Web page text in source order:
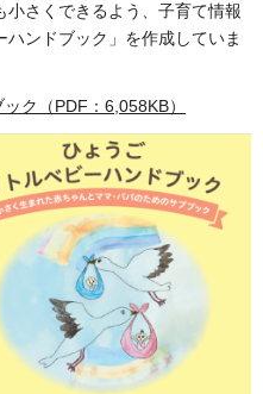
小さくできるよう、子育て情報
ンドブック」を作成していま
ク（PDF：6,058KB）